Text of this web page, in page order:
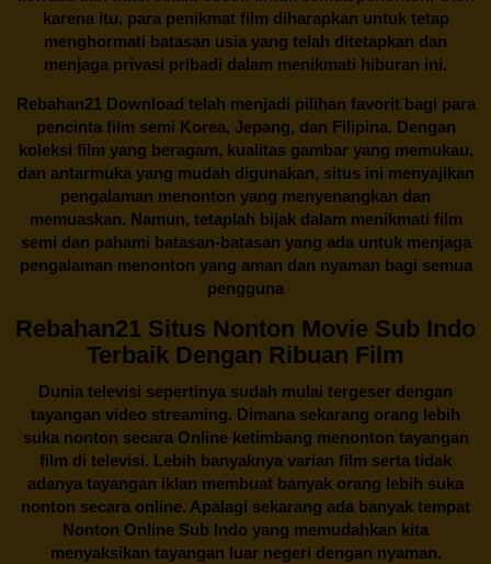
karena itu, para penikmat film diharapkan untuk tetap
menghormati batasan usia yang telah ditetapkan dan
menjaga privasi pribadi dalam menikmati hiburan ini.
Rebahan21Download telah menjadi pilihan favorit bagi para
pencinta film semi Korea, Jepang, dan Filipina. Dengan
koleksi film yang beragam, kualitas gambar yang memukau,
dan antarmuka yang mudah digunakan, situs ini menyajikan
pengalaman menonton yang menyenangkan dan
memuaskan. Namun, tetaplah bijak dalam menikmati film
semi dan pahami batasan-batasan yang ada untuk menjaga
pengalaman menonton yang aman dan nyaman bagi semua
pengguna
Rebahan21 Situs Nonton Movie Sub Indo
Terbaik Dengan Ribuan Film
Dunia televisi sepertinya sudah mulai tergeser dengan
tayangan video streaming. Dimana sekarang orang lebih
suka nonton secara Online ketimbang menonton tayangan
film di televisi. Lebih banyaknya varian film serta tidak
adanya tayangan iklan membuat banyak orang lebih suka
nonton secara online. Apalagi sekarang ada banyak tempat
Nonton Online Sub Indo yang memudahkan kita
menyaksikan tayangan luar negeri dengan nyaman.